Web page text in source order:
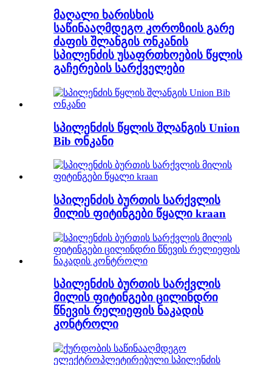
მაღალი ხარისხის
საწინააღმდეგო კოროზიის გარე
ძაფის შლანგის ონკანის
სპილენძის უსაფრთხოების წყლის
გაჩერების სარქველები
სპილენძის წყლის შლანგის Union
Bib ონკანი
სპილენძის ბურთის სარქვლის
მილის ფიტინგები წყალი kraan
სპილენძის ბურთის სარქვლის
მილის ფიტინგები ცილინდრი
წნევის რელიეფის ნაკადის
კონტროლი